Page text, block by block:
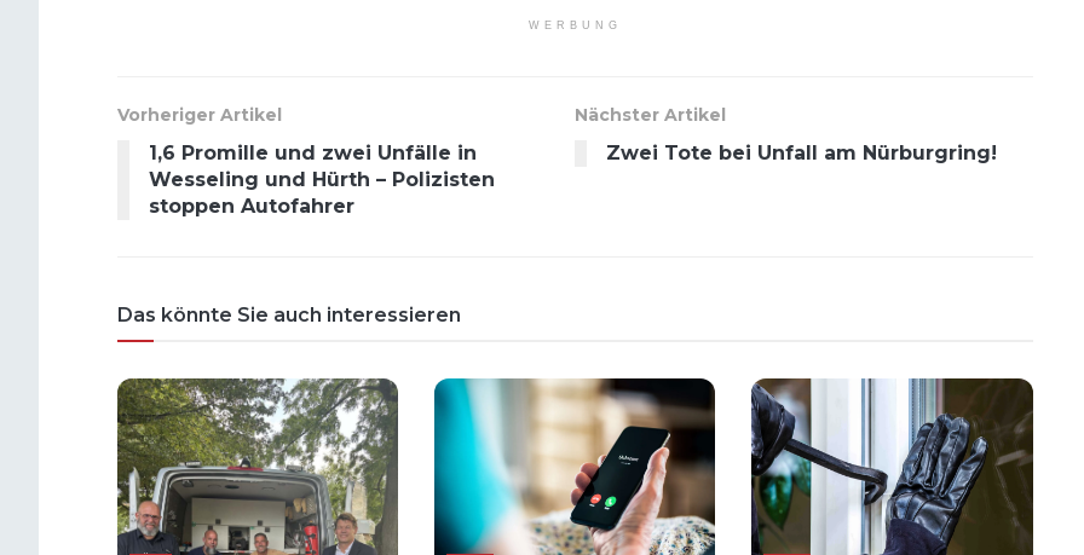
WERBUNG
Vorheriger Artikel
1,6 Promille und zwei Unfälle in
Wesseling und Hürth – Polizisten
stoppen Autofahrer
Nächster Artikel
Zwei Tote bei Unfall am Nürburgring!
Das könnte Sie auch interessieren